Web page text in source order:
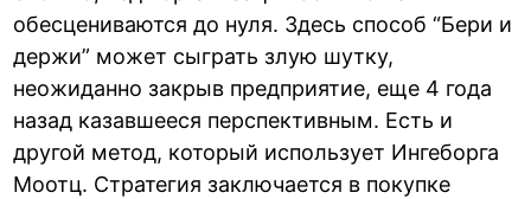
обесцениваются до нуля. Здесь способ “Бери и
держи” может сыграть злую шутку,
неожиданно закрыв предприятие, еще 4 года
назад казавшееся перспективным. Есть и
другой метод, который использует Ингеборга
Моотц. Стратегия заключается в покупке